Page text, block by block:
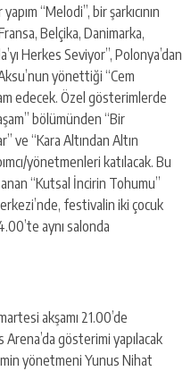
“Melodi”, bir şarkıcının
Belçika, Danimarka,
Herkes Seviyor”, Polonya’dan
yönettiği “Cem
edecek. Özel gösterimlerde
bölümünden “Bir
ve “Kara Altından Altın
yönetmenleri katılacak. Bu
“Kutsal İncirin Tohumu”
festivalin iki çocuk
aynı salonda
akşamı 21.00’de
gösterimi yapılacak
yönetmeni Yunus Nihat